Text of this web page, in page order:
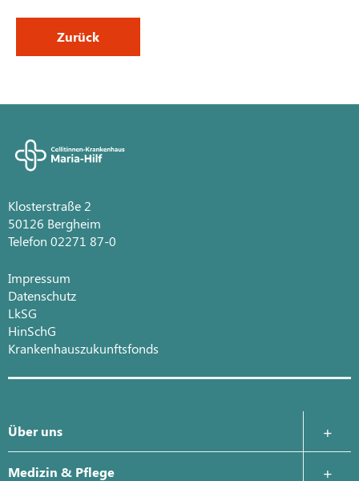
Zurück
Klosterstraße 2
50126 Bergheim
Telefon 02271 87-0
Impressum
Datenschutz
LkSG
HinSchG
Krankenhauszukunftsfonds
Über uns
Krankenhausleitung
Medizin & Pflege